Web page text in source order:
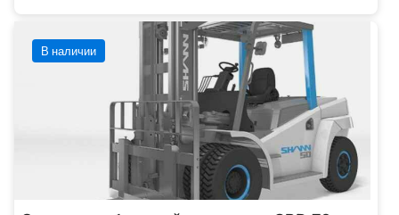
В наличии